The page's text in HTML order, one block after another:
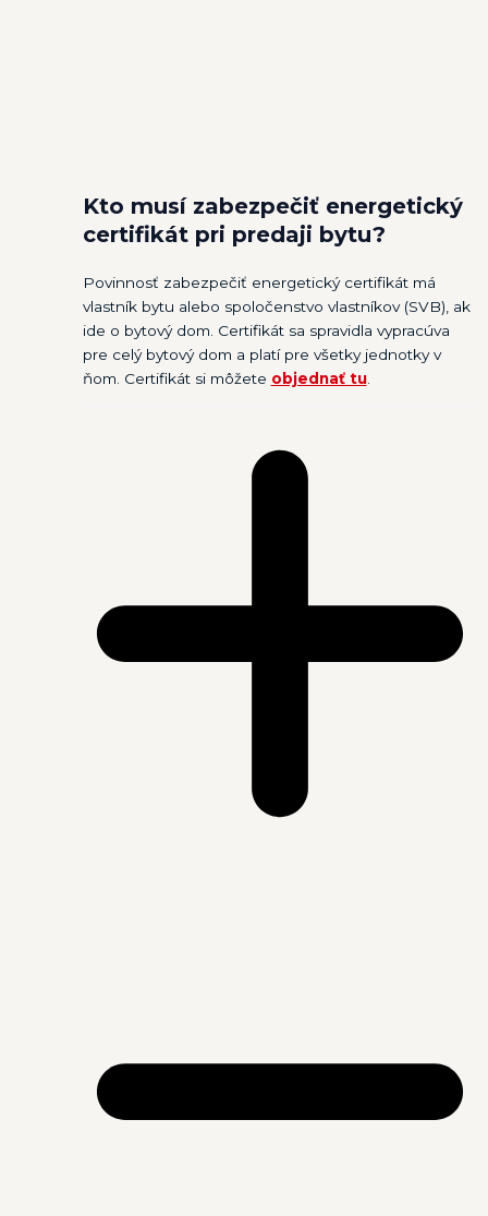
Kto musí zabezpečiť energetický
certifikát pri predaji bytu?
Povinnosť zabezpečiť energetický certifikát má
vlastník bytu alebo spoločenstvo vlastníkov (SVB), ak
ide o bytový dom. Certifikát sa spravidla vypracúva
pre celý bytový dom a platí pre všetky jednotky v
ňom. Certifikát si môžete objednať tu.